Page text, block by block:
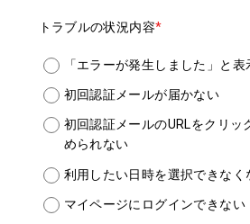
トラブルの状況内容*
「エラーが発生しました」と表
初回認証メールが届かない
初回認証メールのURLをクリッ
められない
利用したい日時を選択できなく
マイページにログインできない